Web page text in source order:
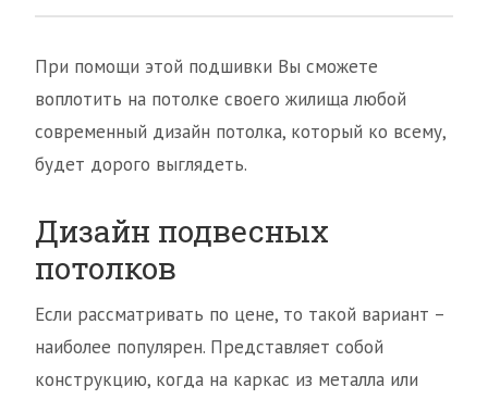
При помощи этой подшивки Вы сможете
воплотить на потолке своего жилища любой
современный дизайн потолка, который ко всему,
будет дорого выглядеть.
Дизайн подвесных
потолков
Если рассматривать по цене, то такой вариант –
наиболее популярен. Представляет собой
конструкцию, когда на каркас из металла или